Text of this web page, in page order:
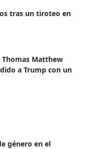
tras un tiroteo en
Matthew
a Trump con un
género en el